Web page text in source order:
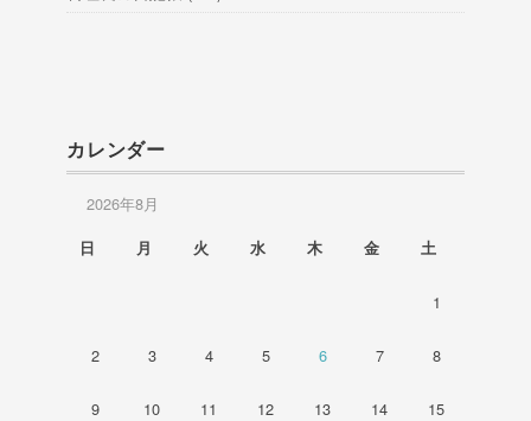
カレンダー
2026年8月
日 月 火 水 木 金 土
1
2 3 4 5 6 7 8
9 10 11 12 13 14 15